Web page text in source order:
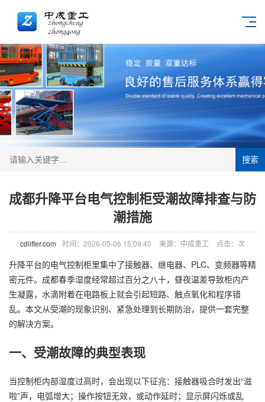
搜索
成都升降平台电气控制柜受潮故障排查与防
潮措施
cdlifter.com 时间：2026-05-06 15:09:40 来源：中成重工 点击： 次
升降平台的电气控制柜里集中了接触器、继电器、PLC、变频器等精
密元件。成都春季湿度经常超过百分之八十，昼夜温差导致柜内产
生凝露，水滴附着在电路板上就会引起短路、触点氧化和程序错
乱。本文从受潮的现象识别、紧急处理到长期防治，提供一套完整
的解决方案。
一、受潮故障的典型表现
当控制柜内部湿度过高时，会出现以下征兆：接触器吸合时发出“滋
啦”声，电弧增大；操作按钮无效，或动作延时；显示屏闪烁或乱